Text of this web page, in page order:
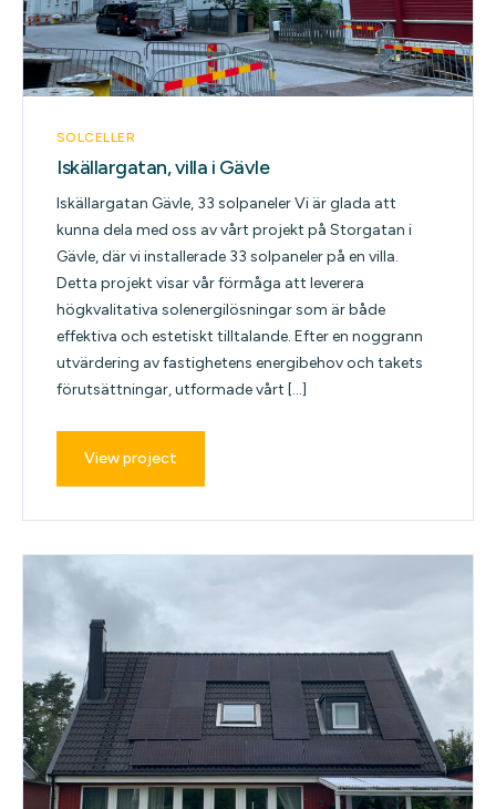
SOLCELLER
Iskällargatan, villa i Gävle
Iskällargatan Gävle, 33 solpaneler Vi är glada att
kunna dela med oss av vårt projekt på Storgatan i
Gävle, där vi installerade 33 solpaneler på en villa.
Detta projekt visar vår förmåga att leverera
högkvalitativa solenergilösningar som är både
effektiva och estetiskt tilltalande. Efter en noggrann
utvärdering av fastighetens energibehov och takets
förutsättningar, utformade vårt […]
View project